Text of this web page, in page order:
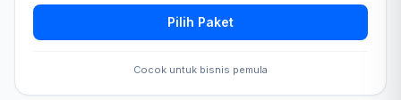
Pilih Paket
Cocok untuk bisnis pemula